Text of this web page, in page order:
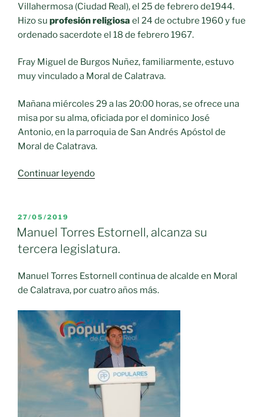
Villahermosa (Ciudad Real), el 25 de febrero de1944.
Hizo su profesión religiosa el 24 de octubre 1960 y fue
ordenado sacerdote el 18 de febrero 1967.
Fray Miguel de Burgos Nuñez, familiarmente, estuvo
muy vinculado a Moral de Calatrava.
Mañana miércoles 29 a las 20:00 horas, se ofrece una
misa por su alma, oficiada por el dominico José
Antonio, en la parroquia de San Andrés Apóstol de
Moral de Calatrava.
Continuar leyendo«Fallece
dominico
fray
de
Burgos
PUBLICADO
EL
27/05/2019
Manuel Torres Estornell, alcanza su
tercera legislatura.
Manuel Torres Estornell continua de alcalde en Moral
de Calatrava, por cuatro años más.